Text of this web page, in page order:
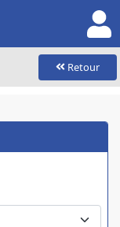
Retour